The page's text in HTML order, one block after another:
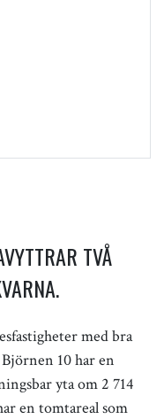
TVÅ
med bra
10 har en
yta om 2 714
en tomtareal som